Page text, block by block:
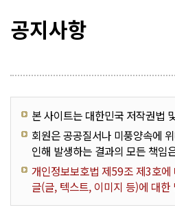
공지사항
본 사이트는 대한민국 저작권법
회원은 공공질서나 미풍양속에
인해 발생하는 결과의 모든 책임
개인정보보호법 제59조 제3호
글(글, 텍스트, 이미지 등)에 대